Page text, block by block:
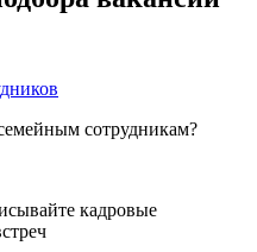
сотрудникам?
кадровые